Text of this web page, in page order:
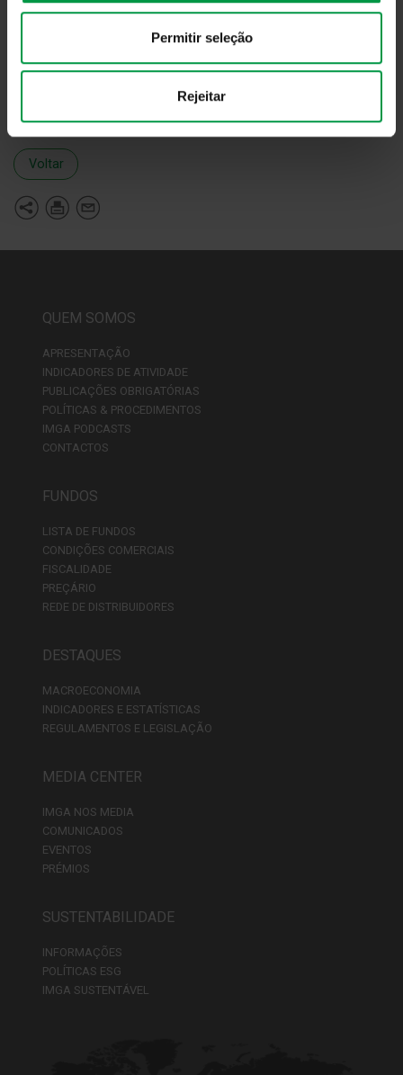
Permitir seleção
Rejeitar
Direção Comercial & Marketing
Voltar
QUEM SOMOS
APRESENTAÇÃO
INDICADORES DE ATIVIDADE
PUBLICAÇÕES OBRIGATÓRIAS
POLÍTICAS & PROCEDIMENTOS
IMGA PODCASTS
CONTACTOS
FUNDOS
LISTA DE FUNDOS
CONDIÇÕES COMERCIAIS
FISCALIDADE
PREÇÁRIO
REDE DE DISTRIBUIDORES
DESTAQUES
MACROECONOMIA
INDICADORES E ESTATÍSTICAS
REGULAMENTOS E LEGISLAÇÃO
MEDIA CENTER
IMGA NOS MEDIA
COMUNICADOS
EVENTOS
PRÉMIOS
SUSTENTABILIDADE
INFORMAÇÕES
POLÍTICAS ESG
IMGA SUSTENTÁVEL